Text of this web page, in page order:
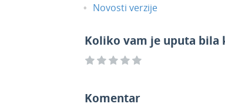
Novosti verzije
Koliko vam je uputa bila
Komentar